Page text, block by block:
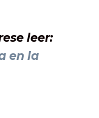
leer:
en la